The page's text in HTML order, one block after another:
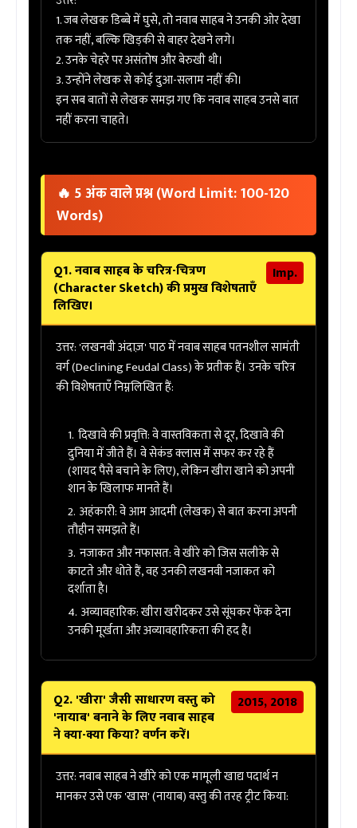
1. जब लेखक डिब्बे में घुसे, तो नवाब साहब ने उनकी ओर देखा
तक नहीं, बल्कि खिड़की से बाहर देखने लगे।
2. उनके चेहरे परअसंतोष और बेरुखीथी।
3. उन्होंने लेखक से कोई दुआ-सलाम नहीं की।
इन सब बातों से लेखक समझ गए कि नवाब साहब उनसे बात
नहीं करना चाहते।
🔥 5 अंक वाले प्रश्न (Word Limit: 100-120
Words)
Q1. नवाब साहब के चरित्र-चित्रण
(Character Sketch) की प्रमुख विशेषताएँ
लिखिए।
Imp.
उत्तर: 'लखनवी अंदाज़' पाठ में नवाब साहब पतनशील सामंती
वर्ग (Declining Feudal Class) के प्रतीक हैं। उनके चरित्र
की विशेषताएँ निम्नलिखित हैं:
दिखावे की प्रवृत्ति:वे वास्तविकता से दूर, दिखावे की
दुनिया में जीते हैं। वे सेकंड क्लास में सफर कर रहे हैं
(शायद पैसे बचाने के लिए), लेकिन खीरा खाने को अपनी
शान के खिलाफ मानते हैं।
अहंकारी:वे आम आदमी (लेखक) से बात करना अपनी
तौहीन समझते हैं।
नजाकत और नफासत:वे खीरे को जिस सलीके से
काटते और धोते हैं, वह उनकी लखनवी नजाकत को
दर्शाता है।
अव्यावहारिक:खीरा खरीदकर उसे सूंघकर फेंक देना
उनकी मूर्खता और अव्यावहारिकता की हद है।
Q2. 'खीरा' जैसी साधारण वस्तु को
'नायाब' बनाने के लिए नवाब साहब
ने क्या-क्या किया? वर्णन करें।
2015, 2018
उत्तर:नवाब साहब ने खीरे को एक मामूली खाद्य पदार्थ न
मानकर उसे एक 'खास' (नायाब) वस्तु की तरह ट्रीट किया: